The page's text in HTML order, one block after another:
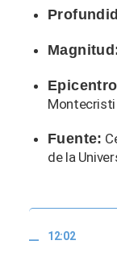
Montecristi
Fuente:
de la
12:02